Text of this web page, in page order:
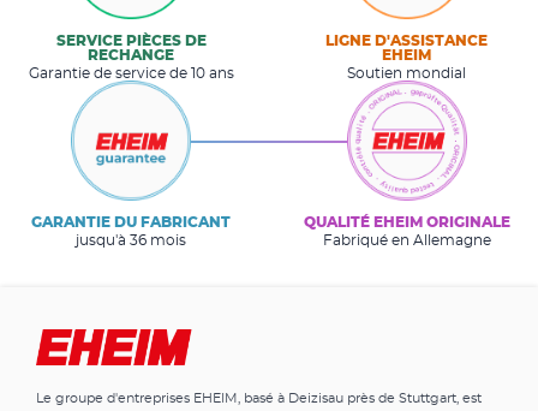
SERVICE PIÈCES DE
RECHANGE
Garantie de service de 10 ans
LIGNE D'ASSISTANCE
EHEIM
Soutien mondial
GARANTIE DU FABRICANT
jusqu'à 36 mois
QUALITÉ EHEIM ORIGINALE
Fabriqué en Allemagne
Le groupe d'entreprises EHEIM, basé à Deizisau près de Stuttgart, est